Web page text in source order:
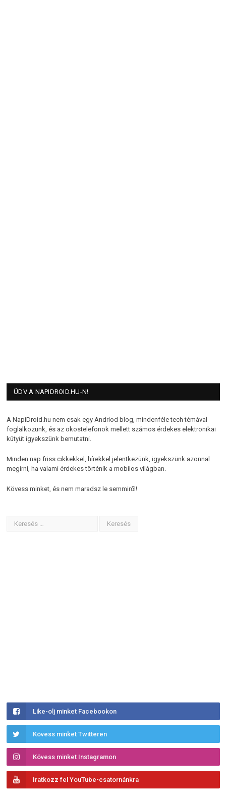
ÜDV A NAPIDROID.HU-N!
A NapiDroid.hu nem csak egy Andriod blog, mindenféle tech témával
foglalkozunk, és az okostelefonok mellett számos érdekes elektronikai
kütyüt igyekszünk bemutatni.
Minden nap friss cikkekkel, hírekkel jelentkezünk, igyekszünk azonnal
megírni, ha valami érdekes történik a mobilos világban.
Kövess minket, és nem maradsz le semmiről!
Like-olj minket Facebookon
Kövess minket Twitteren
Kövess minket Instagramon
Iratkozz fel YouTube-csatornánkra